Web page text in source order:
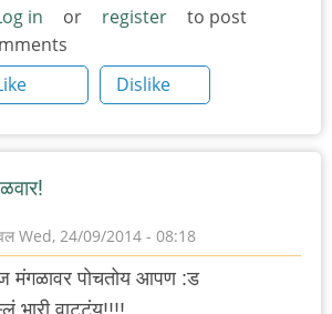
in or register
to post
Dislike
Wed, 24/09/2014 - 08:18
मंगळावर पोचतोय आपण :ड